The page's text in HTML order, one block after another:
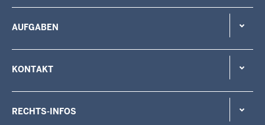
AUFGABEN
KONTAKT
RECHTS-INFOS